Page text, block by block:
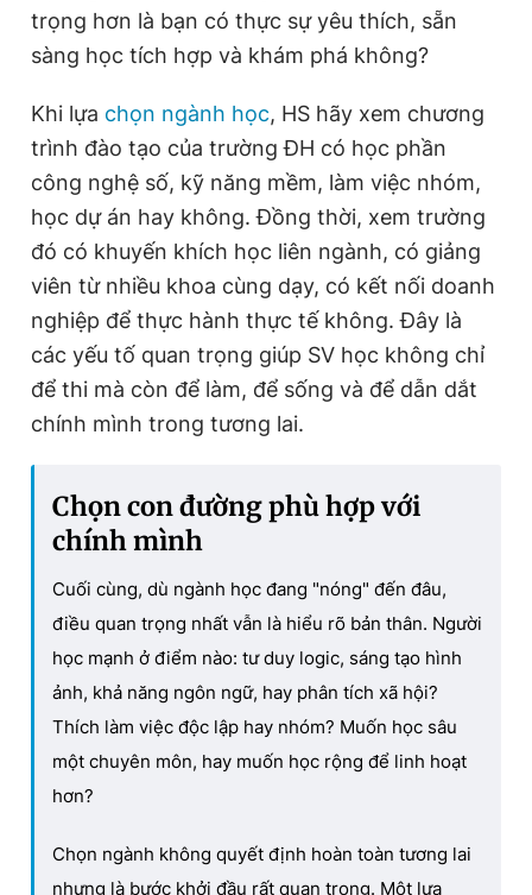
trọng hơn là bạn có thực sự yêu thích, sẵn
sàng học tích hợp và khám phá không?
Khi lựa chọn ngành học, HS hãy xem chương
trình đào tạo của trường ĐH có học phần
công nghệ số, kỹ năng mềm, làm việc nhóm,
học dự án hay không. Đồng thời, xem trường
đó có khuyến khích học liên ngành, có giảng
viên từ nhiều khoa cùng dạy, có kết nối doanh
nghiệp để thực hành thực tế không. Đây là
các yếu tố quan trọng giúp SV học không chỉ
để thi mà còn để làm, để sống và để dẫn dắt
chính mình trong tương lai.
Chọn con đường phù hợp với
chính mình
Cuối cùng, dù ngành học đang "nóng" đến đâu,
điều quan trọng nhất vẫn là hiểu rõ bản thân. Người
học mạnh ở điểm nào: tư duy logic, sáng tạo hình
ảnh, khả năng ngôn ngữ, hay phân tích xã hội?
Thích làm việc độc lập hay nhóm? Muốn học sâu
một chuyên môn, hay muốn học rộng để linh hoạt
hơn?
Chọn ngành không quyết định hoàn toàn tương lai
nhưng là bước khởi đầu rất quan trọng. Một lựa